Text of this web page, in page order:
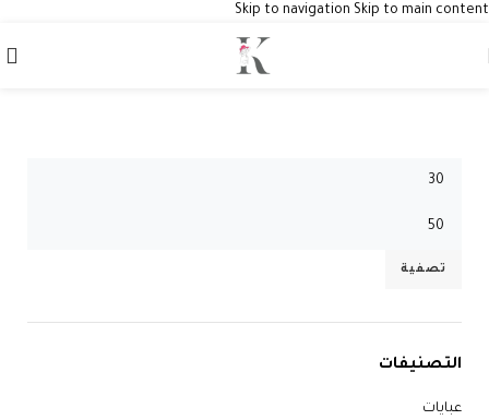
Skip to navigation Skip to main content
تصفية
التصنيفات
عبايات